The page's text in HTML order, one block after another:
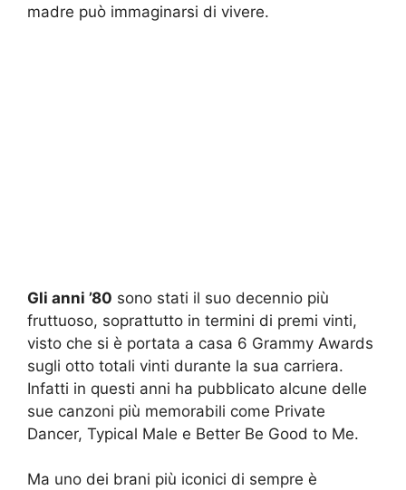
madre può immaginarsi di vivere.
Gli anni ’80 sono stati il suo decennio più
fruttuoso, soprattutto in termini di premi vinti,
visto che si è portata a casa 6 Grammy Awards
sugli otto totali vinti durante la sua carriera.
Infatti in questi anni ha pubblicato alcune delle
sue canzoni più memorabili come Private
Dancer, Typical Male e Better Be Good to Me.
Ma uno dei brani più iconici di sempre è